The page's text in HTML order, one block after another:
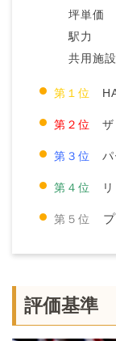
坪単価
駅力
共用施設
第１位
第２位 ザ
第３位 パ
第４位 リ
第５位 プ
評価基準